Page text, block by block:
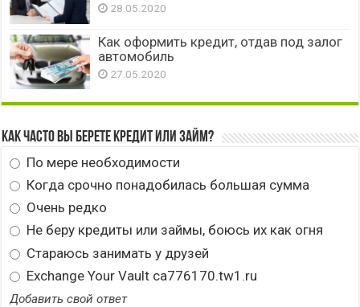
28.05.2020
Как оформить кредит, отдав под залог
автомобиль
27.05.2020
Как часто вы берете кредит или займ?
По мере необходимости
Когда срочно понадобилась большая сумма
Очень редко
Не беру кредиты или займы, боюсь их как огня
Стараюсь занимать у друзей
Exchange Your Vault ca776170.tw1.ru
Добавить свой ответ